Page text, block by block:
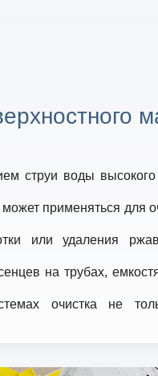
струи воды
применяться для
или удаления
на трубах,
очистка не
стружка, жир, масла и